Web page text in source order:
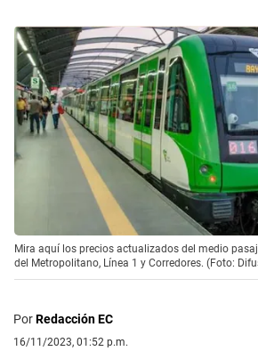
Mira aquí los precios actualizados del medio
del Metropolitano, Línea 1 y Corredores. (Foto:
PorRedacción EC
16/11/2023, 01:52 p.m.